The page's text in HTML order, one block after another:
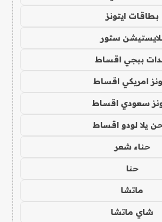
بطاقات ايتونز
ستور
ببجي اقساط
امريكي اقساط
سعودي اقساط
يلا لودو اقساط
حناء شعر
حنا
ماتشا
شاي ماتشا